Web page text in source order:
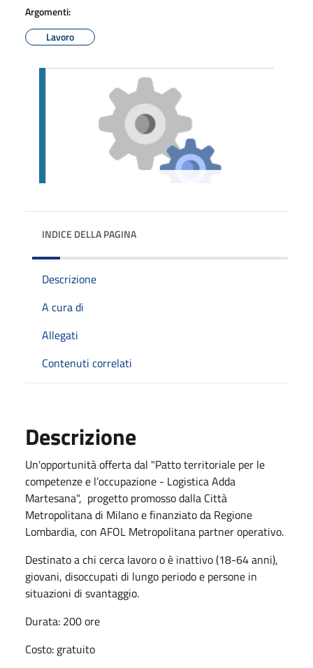
Argomenti:
Lavoro
INDICE DELLA PAGINA
Descrizione
A cura di
Allegati
Contenuti correlati
Descrizione
Un'opportunità offerta dal "Patto territoriale per le
competenze e l’occupazione - Logistica Adda
Martesana", progetto promosso dalla Città
Metropolitana di Milano e finanziato da Regione
Lombardia, con AFOL Metropolitana partner operativo.
Destinato a chi cerca lavoro o è inattivo (18-64 anni),
giovani, disoccupati di lungo periodo e persone in
situazioni di svantaggio.
Durata: 200 ore
Costo: gratuito